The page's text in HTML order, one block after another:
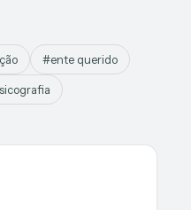
#ente querido